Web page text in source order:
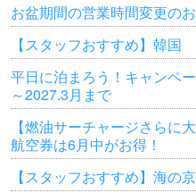
お盆期間の営業時間変更の
【スタッフおすすめ】韓
平日に泊まろう！キャンペ
～2027.3月まで
【燃油サーチャージさらに
航空券は6月中がお得！
【スタッフおすすめ】海